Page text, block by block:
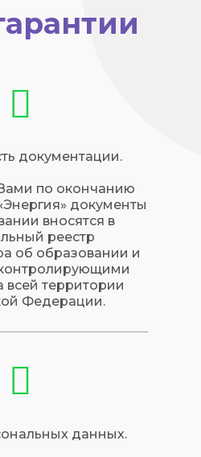
документации.
по окончанию
документы
вносятся в
реестр
об образовании и
всей территории
Федерации.
данных.